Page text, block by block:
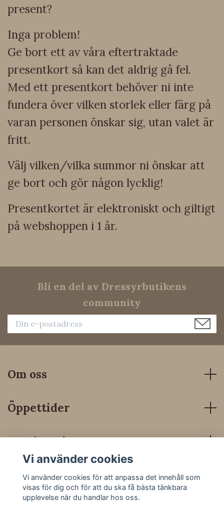
present?
Inga problem!
Ge bort ett av våra eftertraktade
presentkort så kan det aldrig gå fel.
Med ett presentkort behöver ni inte
fundera över vilken storlek eller färg på
varan personen önskar sig, utan valet är
fritt.
Välj vilken/vilka summor ni önskar att
ge bort och gör någon lycklig!
Presentkortet är elektroniskt och giltigt
på webshoppen i 1 år.
Bli en del av Dressyrbutikens
community
Om oss
Öppettider
Kundservice
Sociala medier
Vi använder cookies
Vi använder cookies för att anpassa det innehåll som
visas för dig och för att du ska få bästa tänkbara
upplevelse när du handlar hos oss.